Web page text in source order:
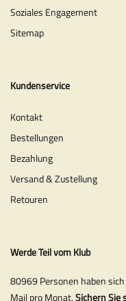
Soziales Engagement
Sitemap
Kundenservice
Kontakt
Bestellungen
Bezahlung
Versand & Zustellung
Retouren
Werde Teil vom Klub
80969 Personen haben
Mail pro Monat.Sichern Sie